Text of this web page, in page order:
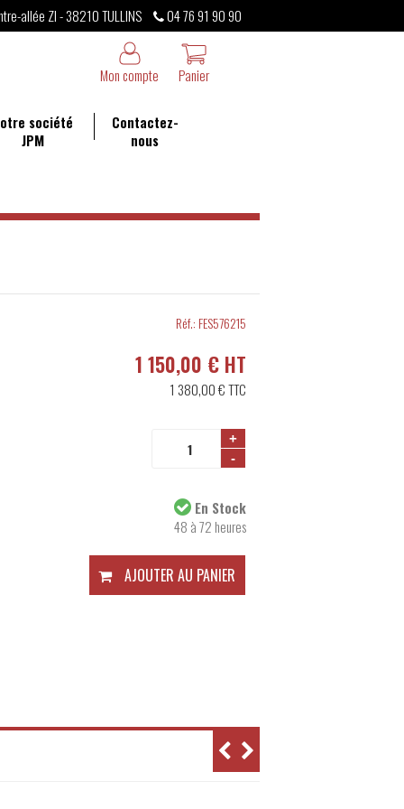
allée ZI - 38210 TULLINS
04 76 91 90 90
Panier
Mon compte
société
JPM
Contactez-
nous
Réf.: FES576215
1 150,00 € HT
1 380,00 €TTC
+
-
En Stock
48 à 72 heures
AJOUTER AU PANIER